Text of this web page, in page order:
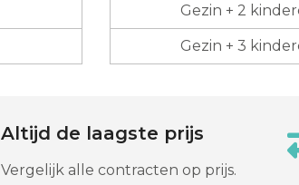
Gezin + 2
Gezin + 3
Altijd de laagste prijs
Vergelijk alle contracten op prijs.